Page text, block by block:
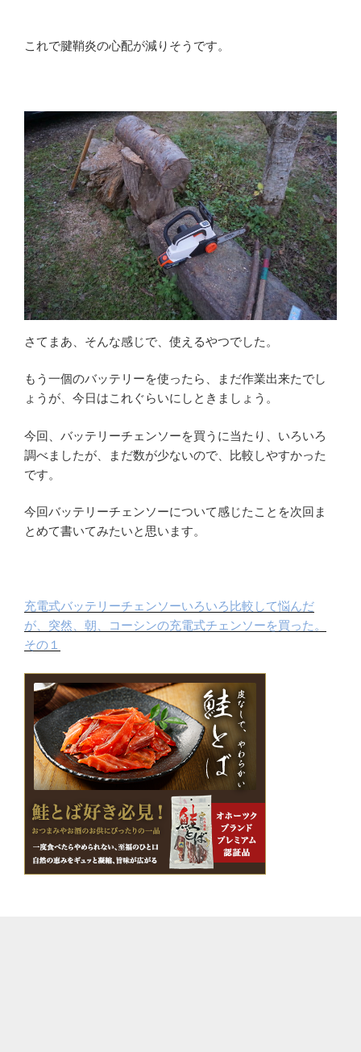
これで腱鞘炎の心配が減りそうです。
さてまあ、そんな感じで、使えるやつでした。
もう一個のバッテリーを使ったら、まだ作業出来たでし
ょうが、今日はこれぐらいにしときましょう。
今回、バッテリーチェンソーを買うに当たり、いろいろ
調べましたが、まだ数が少ないので、比較しやすかった
です。
今回バッテリーチェンソーについて感じたことを次回ま
とめて書いてみたいと思います。
充電式バッテリーチェンソーいろいろ比較して悩んだ
が、突然、朝、コーシンの充電式チェンソーを買った。
その１